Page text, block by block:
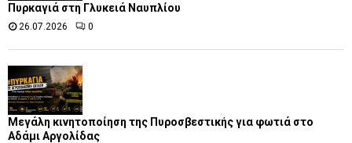
Πυρκαγιά στη Γλυκειά Ναυπλίου
26.07.2026 0
Μεγάλη κινητοποίηση της Πυροσβεστικής για φωτιά στο
Αδάμι Αργολίδας